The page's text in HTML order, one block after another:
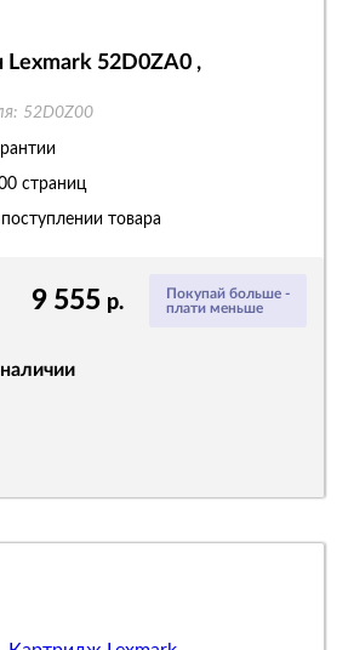
Покупай больше -
плати меньше
9 555 р.
Lexmark 52D0ZA0 ,
52D0Z00
страниц
товара